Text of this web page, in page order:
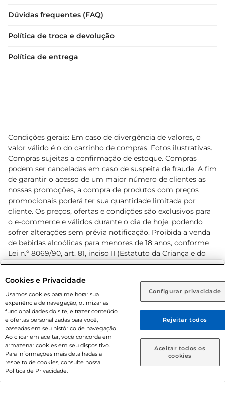
Rio de Janeiro (RJ) Goiás (GO)
Ou
Caso queira comprar online, informe como deseja receber
suas compras:
Entrega em casa Retire em Loja
Dúvidas frequentes (FAQ)
Política de troca e devolução
Política de entrega
Condições gerais: Em caso de divergência de valores, o
valor válido é o do carrinho de compras. Fotos ilustrativas.
Compras sujeitas a confirmação de estoque. Compras
podem ser canceladas em caso de suspeita de fraude. A fim
de garantir o acesso de um maior número de clientes as
nossas promoções, a compra de produtos com preços
promocionais poderá ter sua quantidade limitada por
cliente. Os preços, ofertas e condições são exclusivos para
o e-commerce e válidos durante o dia de hoje, podendo
sofrer alterações sem prévia notificação. Proibida a venda
de bebidas alcoólicas para menores de 18 anos, conforme
Lei n.º 8069/90, art. 81, inciso II (Estatuto da Criança e do
Adolescente). Preços e condições exclusivos para o
prévio. O valor mínimo para as compras on-line é de R$
80,00.
© 2026 Copyright. Todos os direitos
reservados Prezunic.
Cookies e Privacidade
Usamos cookies para melhorar sua
experiência de navegação, otimizar as
funcionalidades do site, e trazer conteúdo
e ofertas personalizadas para você,
baseadas em seu histórico de navegação.
Ao clicar em aceitar, você concorda em
armazenar cookies em seu dispositivo.
Para informações mais detalhadas a
respeito de cookies, consulte nossa
Política de Privacidade.
Configurar privacidade
Rejeitar todos
Aceitar todos os
cookies